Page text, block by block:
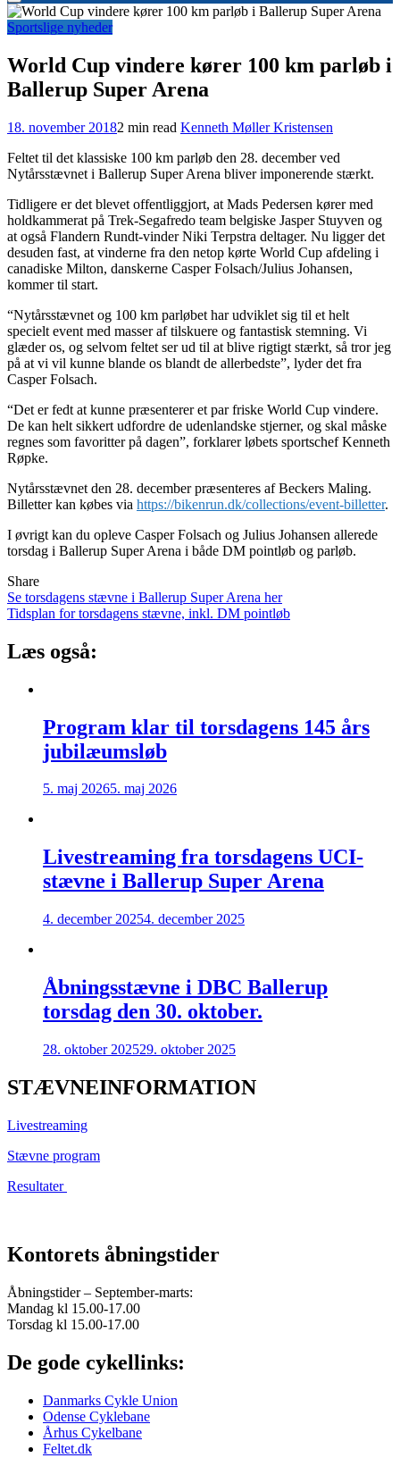
Sportslige nyheder
World Cup vindere kører 100 km parløb i
Ballerup Super Arena
18. november 20182 min read Kenneth Møller Kristensen
Feltet til det klassiske 100 km parløb den 28. december ved
Nytårsstævnet i Ballerup Super Arena bliver imponerende stærkt.
Tidligere er det blevet offentliggjort, at Mads Pedersen kører med
holdkammerat på Trek-Segafredo team belgiske Jasper Stuyven og
at også Flandern Rundt-vinder Niki Terpstra deltager. Nu ligger det
desuden fast, at vinderne fra den netop kørte World Cup afdeling i
canadiske Milton, danskerne Casper Folsach/Julius Johansen,
kommer til start.
“Nytårsstævnet og 100 km parløbet har udviklet sig til et helt
specielt event med masser af tilskuere og fantastisk stemning. Vi
glæder os, og selvom feltet ser ud til at blive rigtigt stærkt, så tror jeg
på at vi vil kunne blande os blandt de allerbedste”, lyder det fra
Casper Folsach.
“Det er fedt at kunne præsenterer et par friske World Cup vindere.
De kan helt sikkert udfordre de udenlandske stjerner, og skal måske
regnes som favoritter på dagen”, forklarer løbets sportschef Kenneth
Røpke.
Nytårsstævnet den 28. december præsenteres af Beckers Maling.
Billetter kan købes via https://bikenrun.dk/collections/event-billetter.
I øvrigt kan du opleve Casper Folsach og Julius Johansen allerede
torsdag i Ballerup Super Arena i både DM pointløb og parløb.
Share
Indlægsnavigation
Se torsdagens stævne i Ballerup Super Arena her
Tidsplan for torsdagens stævne, inkl. DM pointløb
Læs også:
Program klar til torsdagens 145 års
jubilæumsløb
5. maj 20265. maj 2026
Livestreaming fra torsdagens UCI-
stævne i Ballerup Super Arena
4. december 20254. december 2025
Åbningsstævne i DBC Ballerup
torsdag den 30. oktober.
28. oktober 202529. oktober 2025
STÆVNEINFORMATION
Livestreaming
Stævne program
Resultater
Kontorets åbningstider
Åbningstider – September-marts:
Mandag kl 15.00-17.00
Torsdag kl 15.00-17.00
De gode cykellinks:
Danmarks Cykle Union
Odense Cyklebane
Århus Cykelbane
Feltet.dk